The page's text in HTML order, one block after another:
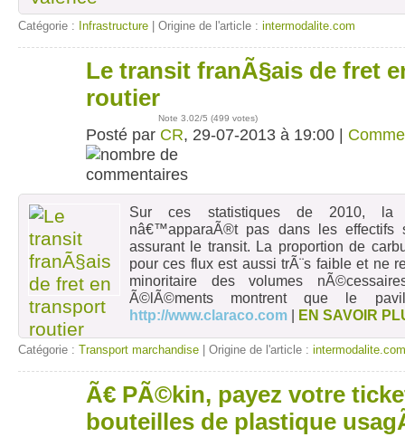
Catégorie : Infrastructure | Origine de l'article : intermodalite.com
Le transit franÃ§ais de fret
routier
Note 3.02/5 (499 votes)
Posté par CR, 29-07-2013 à 19:00 |
Sur ces statistiques de 2010, la
nâ€™apparaÃ®t pas dans les effectifs
assurant le transit. La proportion de
pour ces flux est aussi trÃ¨s faible et ne
minoritaire des volumes
Ã©lÃ©ments montrent que le
http://www.claraco.com | EN SAVOIR
Catégorie : Transport marchandise | Origine de l'article : intermodalite.com
Ã€ PÃ©kin, payez votre
bouteilles de plastique